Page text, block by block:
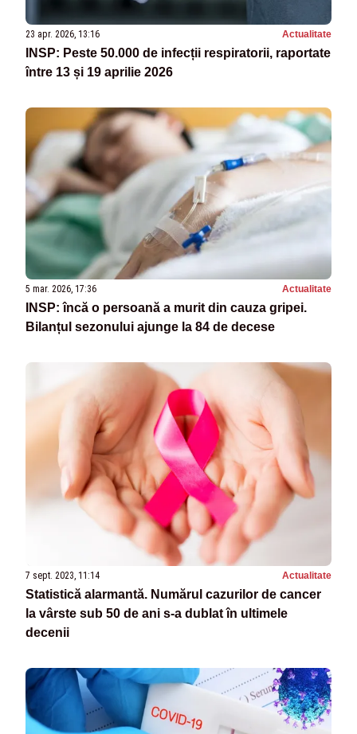
23 apr. 2026, 13:16 Actualitate
INSP: Peste 50.000 de infecții respiratorii, raportate
între 13 și 19 aprilie 2026
5 mar. 2026, 17:36 Actualitate
INSP: încă o persoană a murit din cauza gripei.
Bilanțul sezonului ajunge la 84 de decese
7 sept. 2023, 11:14 Actualitate
Statistică alarmantă. Numărul cazurilor de cancer
la vârste sub 50 de ani s-a dublat în ultimele
decenii